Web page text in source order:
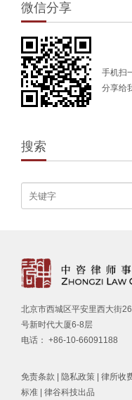
微信分享
手机扫
分享给
搜索
北京市西城区平安里西大街26
号新时代大厦6-8层
电话： +86-10-66091188
免责条款 隐私政策
律所收
标准 | 律谷科技出品